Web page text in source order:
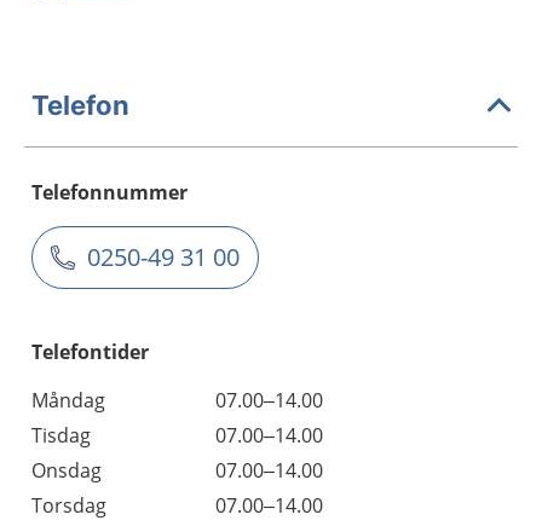
Telefon
Telefonnummer
0250-49 31 00
Telefontider
Måndag
07.00–14.00
Tisdag
07.00–14.00
Onsdag
07.00–14.00
Torsdag
07.00–14.00